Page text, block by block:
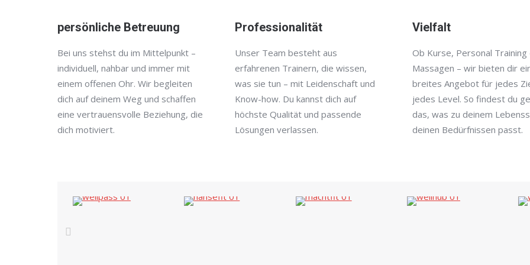
persönliche Betreuung
Bei uns stehst du im Mittelpunkt –
individuell, nahbar und immer mit
einem offenen Ohr. Wir begleiten
dich auf deinem Weg und schaffen
eine vertrauensvolle Beziehung, die
dich motiviert.
Professionalität
Unser Team besteht aus
erfahrenen Trainern, die wissen,
was sie tun – mit Leidenschaft und
Know-how. Du kannst dich auf
höchste Qualität und passende
Lösungen verlassen.
Vielfalt
Ob Kurse, Personal
Massagen – wir bieten dir
breites Angebot für jedes
jedes Level. So findest du
das, was zu deinem
deinen Bedürfnissen passt.